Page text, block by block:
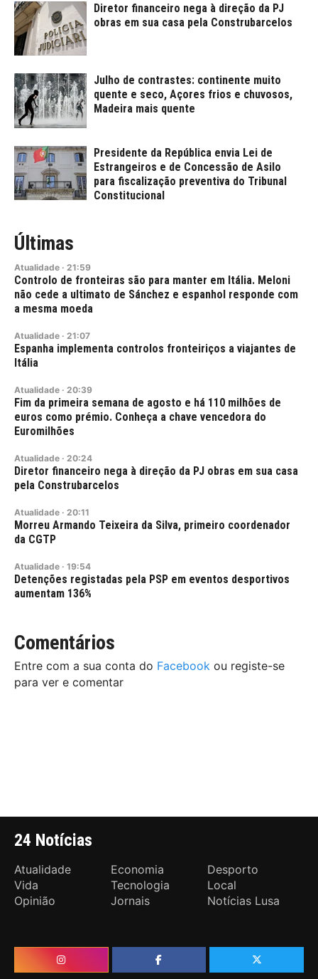
Diretor financeiro nega à direção da PJ
obras em sua casa pela Construbarcelos
Julho de contrastes: continente muito
quente e seco, Açores frios e chuvosos,
Madeira mais quente
Presidente da República envia Lei de
Estrangeiros e de Concessão de Asilo
para fiscalização preventiva do Tribunal
Constitucional
Últimas
Atualidade · 21:59
Controlo de fronteiras são para manter em Itália. Meloni
não cede a ultimato de Sánchez e espanhol responde com
a mesma moeda
Atualidade · 21:07
Espanha implementa controlos fronteiriços a viajantes de
Itália
Atualidade · 20:39
Fim da primeira semana de agosto e há 110 milhões de
euros como prémio. Conheça a chave vencedora do
Euromilhões
Atualidade · 20:24
Diretor financeiro nega à direção da PJ obras em sua casa
pela Construbarcelos
Atualidade · 20:11
Morreu Armando Teixeira da Silva, primeiro coordenador
da CGTP
Atualidade · 19:54
Detenções registadas pela PSP em eventos desportivos
aumentam 136%
Comentários
Entre com a sua conta do Facebook ou registe-se
para ver e comentar
24 Notícias
Atualidade Economia
Desporto
Vida
Tecnologia
Local
Opinião
Jornais Notícias Lusa